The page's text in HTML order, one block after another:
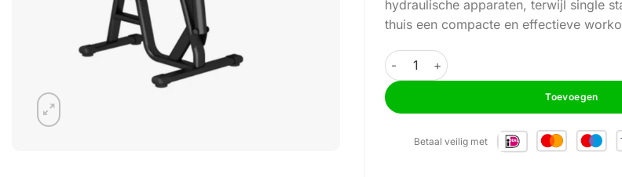
hydraulische apparaten, terwijl single
thuis een compacte en effectieve
GymFit - Circuit-Line - Biceps Curl/Triceps
Toevoegen
Betaal veilig met